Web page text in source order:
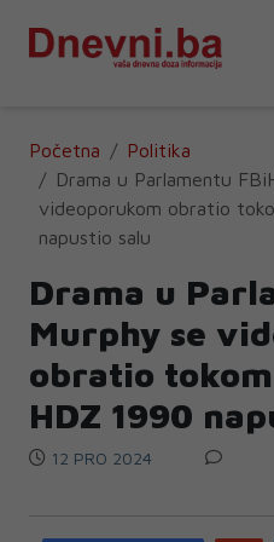
Početna
Politika
Drama u Parlamentu
videoporukom obratio
napustio salu
Drama u
Murphy se
obratio
HDZ 1990
12 PRO 2024